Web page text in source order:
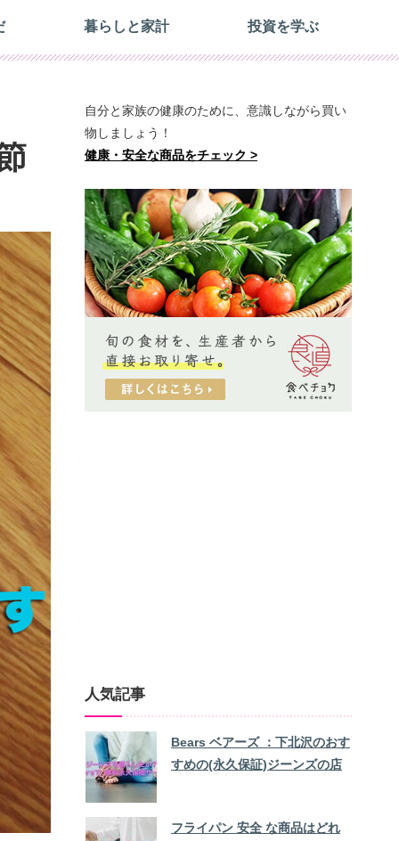
暮らしと家計 投資を学ぶ
自分と家族の健康のために、意識しながら買い
物しましょう！
健康・安全な商品をチェック >
人気記事
Bears ベアーズ ：下北沢のおす
すめの(永久保証)ジーンズの店
フライパン 安全 な商品はどれ